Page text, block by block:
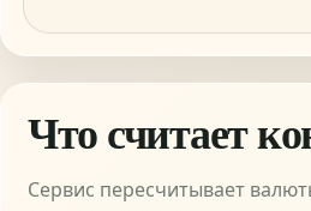
Что считает
Сервис пересчитывает